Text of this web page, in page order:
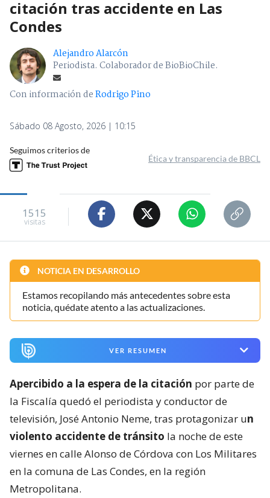
citación tras accidente en Las
Condes
Alejandro Alarcón
Periodista. Colaborador de BioBioChile.
Con información deRodrigo Pino
Sábado 08 Agosto, 2026 | 10:15
Seguimos criterios de
Ética y transparencia de BBCL
1515
visitas
NOTICIA EN DESARROLLO
Estamos recopilando más antecedentes sobre esta
noticia, quédate atento a las actualizaciones.
VER RESUMEN
Apercibido a la espera de la citación por parte de
la Fiscalía quedó el periodista y conductor de
televisión, José Antonio Neme, tras protagonizar un
violento accidente de tránsito la noche de este
viernes en calle Alonso de Córdova con Los Militares
en la comuna de Las Condes, en la región
Metropolitana.